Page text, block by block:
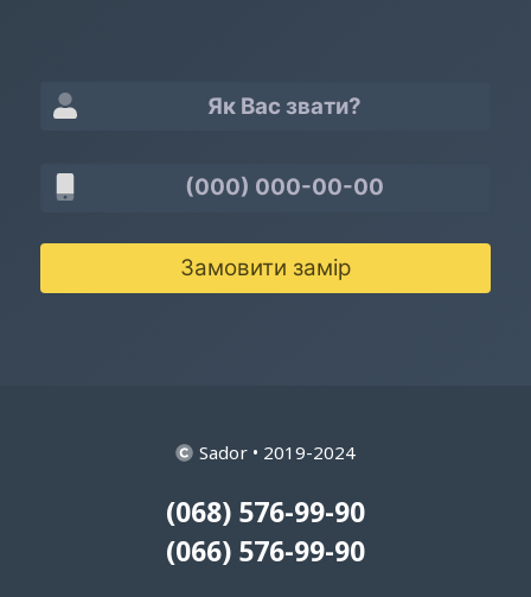
Замовити замір
Sador • 2019-2024
(068) 576-99-90
(066) 576-99-90